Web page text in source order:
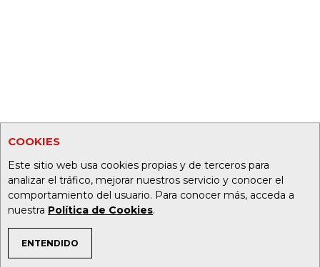
COOKIES
Este sitio web usa cookies propias y de terceros para
analizar el tráfico, mejorar nuestros servicio y conocer el
comportamiento del usuario. Para conocer más, acceda a
nuestra Política de Cookies.
ENTENDIDO
TEMAS DE INTERÉS